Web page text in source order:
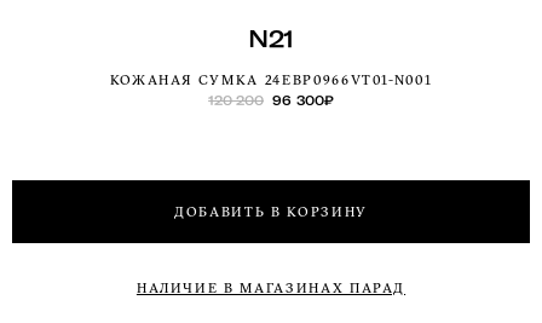
N21
КОЖАНАЯ СУМКА 24EBP0966VT01-N001
120 200 96 300₽
ДОБАВИТЬ В КОРЗИНУ
НАЛИЧИЕ В МАГАЗИНАХ ПАРАД